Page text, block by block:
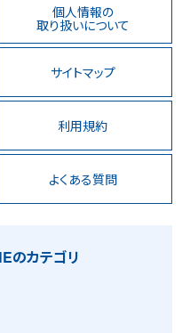
個人情報の
取り扱いについて
サイトマップ
利用規約
よくある質問
のカテゴリ